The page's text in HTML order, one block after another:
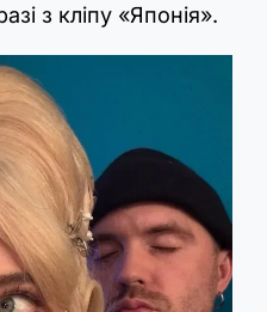
з кліпу «Японія».